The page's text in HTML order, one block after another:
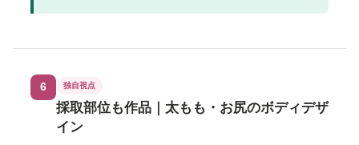
6 独自視点
採取部位も作品｜太もも・お尻のボディデザ
イン